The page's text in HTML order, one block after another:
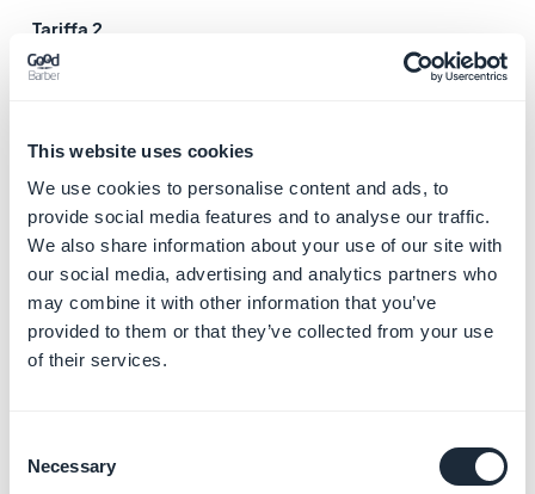
This website uses cookies
We use cookies to personalise content and ads, to
provide social media features and to analyse our traffic.
We also share information about your use of our site with
our social media, advertising and analytics partners who
may combine it with other information that you’ve
provided to them or that they’ve collected from your use
of their services.
Selection
Necessary
Tariffa 2
Nome: espresso
Ordine massimo: illimitato
Aliquota IVA inc .: $ 25
Esente da: $ 100
Durante il checkout, tutti i miei clienti vedranno la tariffa
1 e la tariffa 2 se si trovano nella zona di spedizione a cui
si applicano queste tariffe.
Le spese di spedizione in base al peso richiedono le